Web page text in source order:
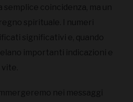
coincidenza, ma un
spirituale. I numeri
significativi e, quando
importanti indicazioni e
nei messaggi